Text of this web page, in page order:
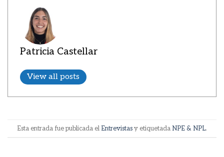
Patricia Castellar
View all posts
Esta entrada fue publicada el Entrevistasy etiquetada NPE & NPL.